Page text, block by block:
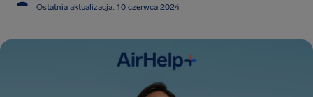
Ostatnia aktualizacja: 10 czerwca 2024